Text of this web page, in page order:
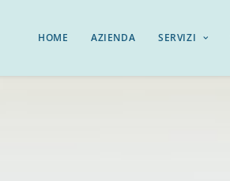
HOME AZIENDA SERVIZI